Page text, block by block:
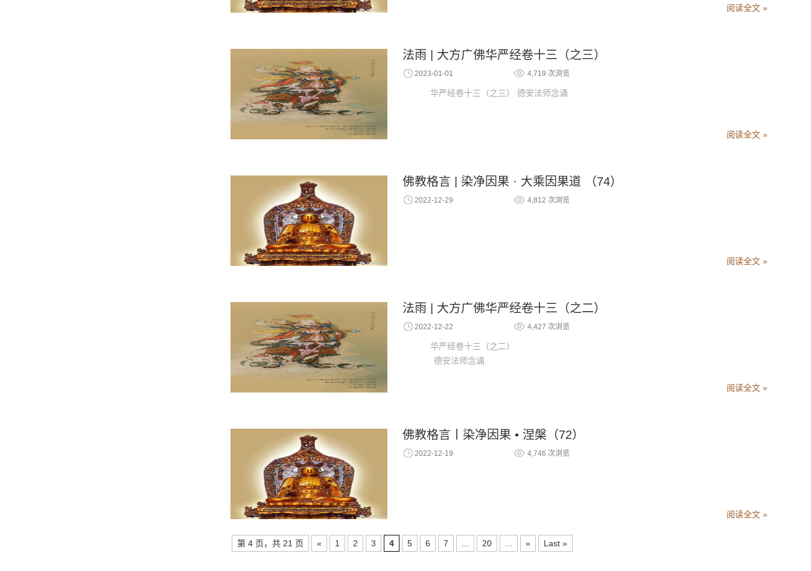
阅读全文 »
法雨 | 大方广佛华严经卷十三（之三）
2023-01-01 4,719 次浏览
华严经卷十三（之三） 德安法师念诵
阅读全文 »
佛教格言 | 染净因果 · 大乘因果道 （74）
2022-12-29 4,812 次浏览
阅读全文 »
法雨 | 大方广佛华严经卷十三（之二）
2022-12-22 4,427 次浏览
华严经卷十三（之二）
德安法师念诵
阅读全文 »
佛教格言丨染净因果 • 涅槃（72）
2022-12-19 4,746 次浏览
阅读全文 »
第 4 页，共 21 页 « 1 2 3 4 5 6 7 20 » Last »